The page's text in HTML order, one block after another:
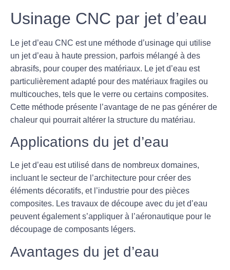
Usinage CNC par jet d’eau
Le jet d’eau CNC est une méthode d’usinage qui utilise
un jet d’eau à haute pression, parfois mélangé à des
abrasifs, pour couper des matériaux. Le jet d’eau est
particulièrement adapté pour des matériaux fragiles ou
multicouches, tels que le verre ou certains composites.
Cette méthode présente l’avantage de ne pas générer de
chaleur qui pourrait altérer la structure du matériau.
Applications du jet d’eau
Le jet d’eau est utilisé dans de nombreux domaines,
incluant le secteur de l’architecture pour créer des
éléments décoratifs, et l’industrie pour des pièces
composites. Les travaux de découpe avec du jet d’eau
peuvent également s’appliquer à l’aéronautique pour le
découpage de composants légers.
Avantages du jet d’eau